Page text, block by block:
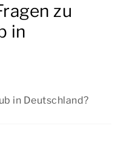
zu
in
in Deutschland?